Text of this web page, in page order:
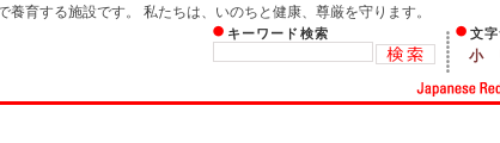
育する施設です。 私たちは、いのちと健康、尊厳を守ります。
キーワード検索 文
小